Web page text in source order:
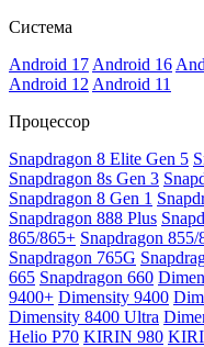
Система
Android 17 Android 16
Android 12 Android 11
Процессор
Snapdragon 8 Elite Gen 5
Snapdragon 8s Gen 3
Snapdragon 8 Gen 1
Snapdragon 888 Plus
865/865+ Snapdragon 855/
Snapdragon 765G
665 Snapdragon 660
9400+ Dimensity 9400
Dimensity 8400 Ultra
Helio P70 KIRIN 980